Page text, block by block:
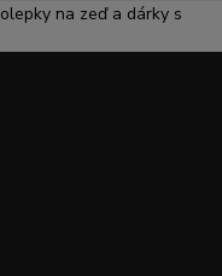
na zeď a dárky s